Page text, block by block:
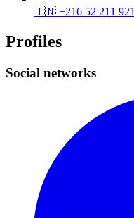
🇹🇳 +216 52 211 921
Profiles
Social networks